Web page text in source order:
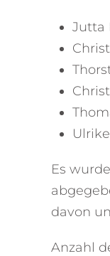
Jutta
Es
davon
Anzahl